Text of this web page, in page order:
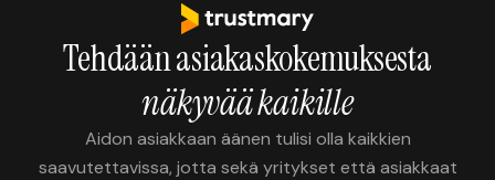
Tehdään asiakaskokemuksesta
näkyvää kaikille
Aidon asiakkaan äänen tulisi olla kaikkien
saavutettavissa, jotta sekä yritykset että asiakkaat